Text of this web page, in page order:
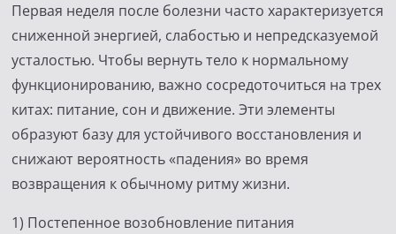
Первая неделя после болезни часто характеризуется
сниженной энергией, слабостью и непредсказуемой
усталостью. Чтобы вернуть тело к нормальному
функционированию, важно сосредоточиться на трех
китах: питание, сон и движение. Эти элементы
образуют базу для устойчивого восстановления и
снижают вероятность «падения» во время
возвращения к обычному ритму жизни.
1) Постепенное возобновление питания